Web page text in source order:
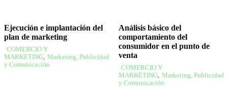
Ejecución e implantación del
plan de marketing
COMERCIO Y
MARKETING, Marketing, Publicidad
y Comunicación
Análisis básico del
comportamiento del
consumidor en el punto de
venta
COMERCIO Y
MARKETING, Marketing, Publicidad
y Comunicación